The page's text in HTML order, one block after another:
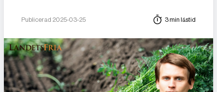
Publicerad 2025-03-25 3 min lästid